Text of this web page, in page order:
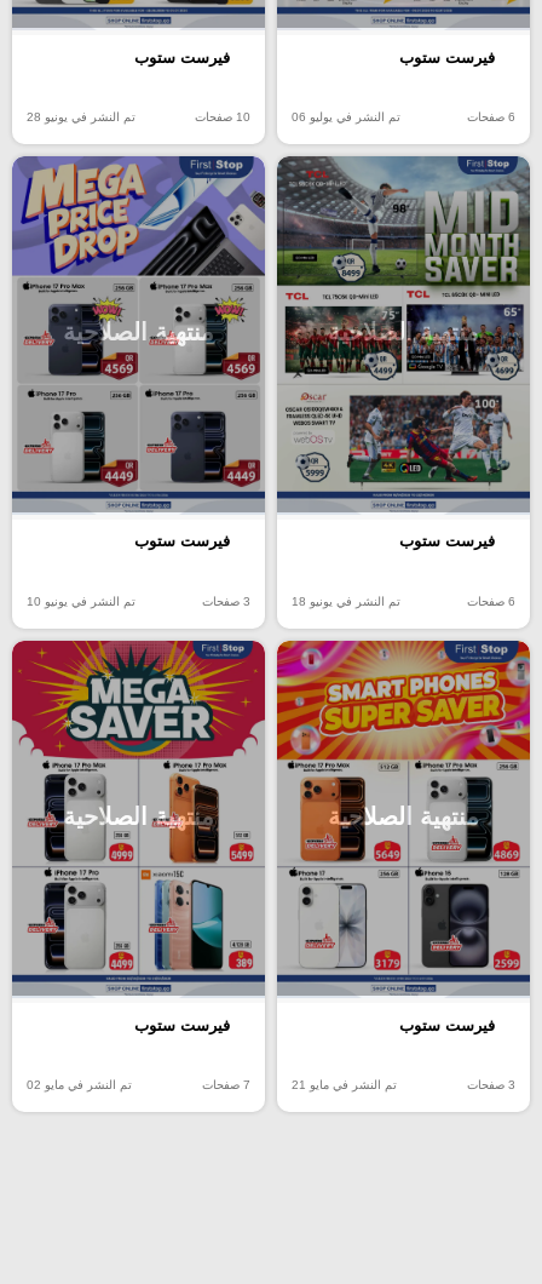
فيرست ستوب
6 صفحات تم النشر في يوليو 06
فيرست ستوب
10 صفحات تم النشر في يونيو 28
منتهية الصلاحية
فيرست ستوب
6 صفحات تم النشر في يونيو 18
منتهية الصلاحية
فيرست ستوب
3 صفحات تم النشر في يونيو 10
منتهية الصلاحية
فيرست ستوب
3 صفحات تم النشر في مايو 21
منتهية الصلاحية
فيرست ستوب
7 صفحات تم النشر في مايو 02